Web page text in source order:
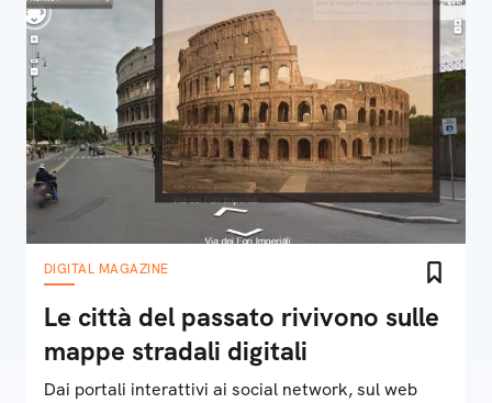
DIGITAL MAGAZINE
Le città del passato rivivono sulle
mappe stradali digitali
Dai portali interattivi ai social network, sul web